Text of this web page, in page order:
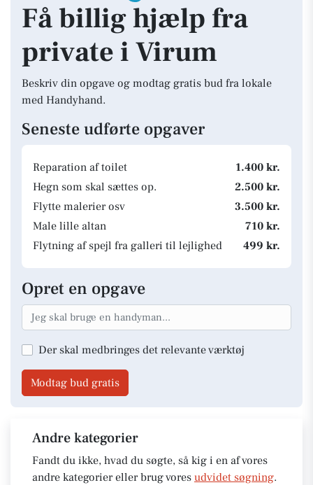
Få billig hjælp fra
private i Virum
Beskriv din opgave og modtag gratis bud fra lokale
med Handyhand.
Seneste udførte opgaver
Reparation af toilet
1.400 kr.
Hegn som skal sættes op.
2.500 kr.
Flytte malerier osv
3.500 kr.
Male lille altan
710 kr.
Flytning af spejl fra galleri til lejlighed
499 kr.
Opret en opgave
Der skal medbringes det relevante værktøj
Modtag bud gratis
Andre kategorier
Fandt du ikke, hvad du søgte, så kig i en af vores
andre kategorier eller brug vores udvidet søgning.